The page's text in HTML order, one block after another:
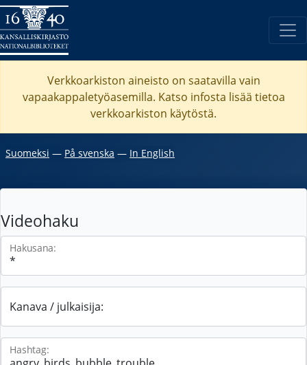
Verkkoarkiston aineisto on saatavilla vain
vapaakappaletyöasemilla. Katso infosta lisää tietoa
verkkoarkiston käytöstä.
Suomeksi ― På svenska ― In English
Videohaku
Hakusana:
Kanava / julkaisija:
Hashtag: